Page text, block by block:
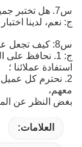
س7. هل تختبر جميع البضائع الخاصة بك قبل التسليم؟
ج: نعم، لدينا اختبار بنسبة 100%
س8: كيف تجعل عملنا علاقة طويلة الأمد وجيدة؟
ج: 1. نحافظ على
استفادة عملائنا ؛
2. نحترم كل
معهم،
بغض النظر عن
العلامات: